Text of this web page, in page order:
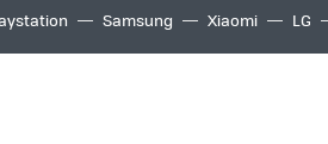
Samsung Xiaomi LG